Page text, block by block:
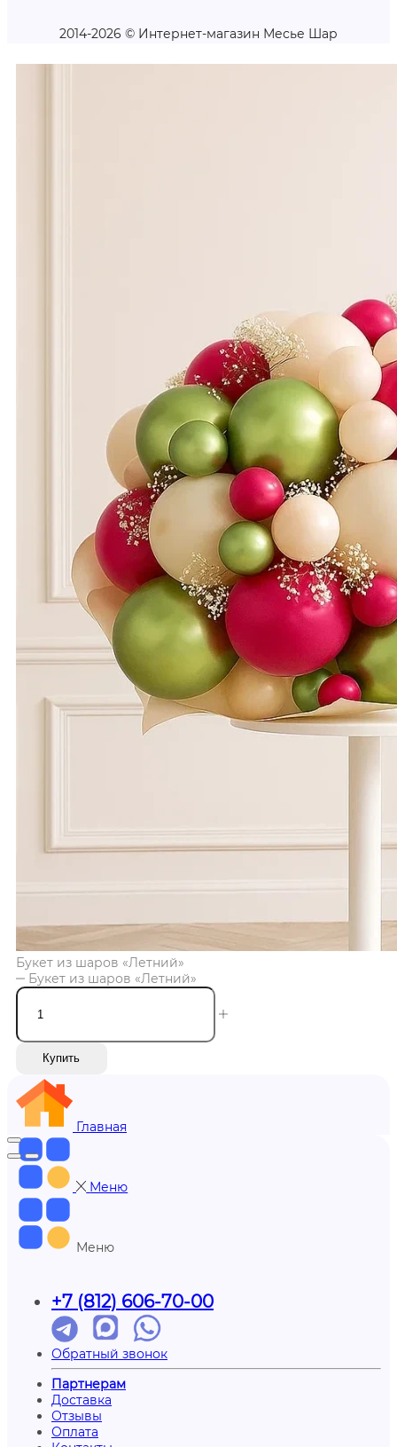
2014-2026 © Интернет-магазин Месье Шар
Букет из шаров «Летний»
Букет из шаров «Летний»
Купить
Главная
Меню
Меню
+7 (812) 606-70-00
Обратный звонок
Партнерам
Доставка
Отзывы
Оплата